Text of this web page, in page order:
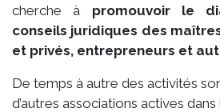
cherche à promouvoir le
conseils juridiques des
et privés, entrepreneurs et
De temps à autre des activités
d’autres associations actives dans